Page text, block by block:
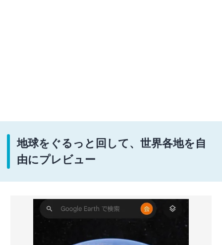
地球をぐるっと回して、世界各地を自
由にプレビュー